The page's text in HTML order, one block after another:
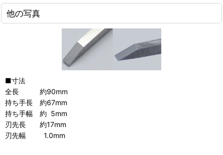
他の写真
■寸法
全長 約90mm
持ち手長 約67mm
持ち手幅 約 5mm
刃先長 約17mm
刃先幅 1.0mm